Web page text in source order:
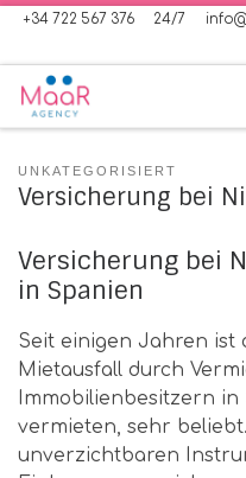
+34 722 567 376 24/7
UNKATEGORISIERT
Versicherung bei
Versicherung bei
in Spanien
Seit einigen Jahren ist
Mietausfall durch
Immobilienbesitzern in
vermieten, sehr
unverzichtbaren